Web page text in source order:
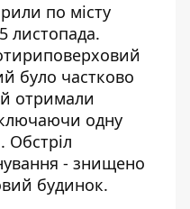
по місту
листопада.
було частково
отримали
одну
Обстріл
- знищено
будинок.